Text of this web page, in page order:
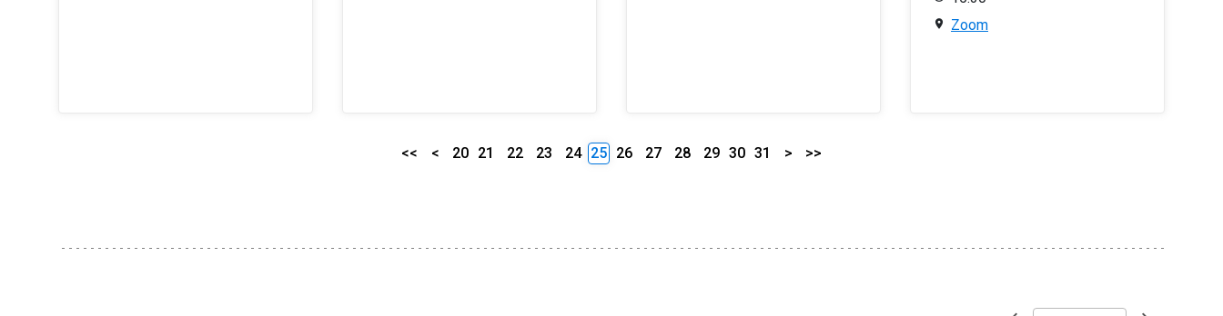
Zoom
<< < 20 21 22 23 24 25 26 27 28 29 30 31 > >>